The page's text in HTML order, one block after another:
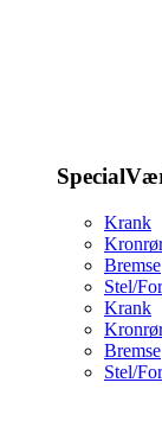
Krank
Bremse
Stel/
Krank
Bremse
Stel/